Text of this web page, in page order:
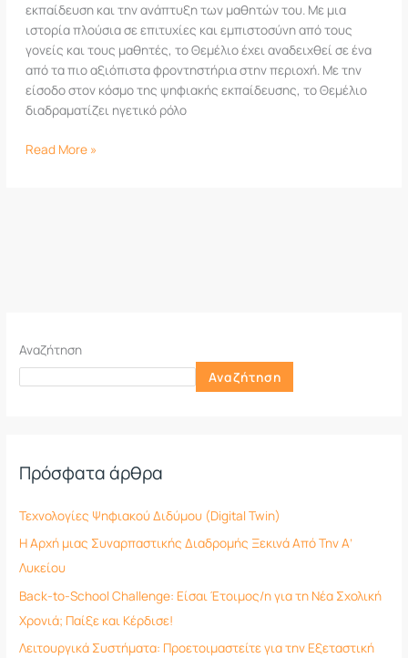
εκπαίδευση και την ανάπτυξη των μαθητών του. Με μια
ιστορία πλούσια σε επιτυχίες και εμπιστοσύνη από τους
γονείς και τους μαθητές, το Θεμέλιο έχει αναδειχθεί σε ένα
από τα πιο αξιόπιστα φροντηστήρια στην περιοχή. Με την
είσοδο στον κόσμο της ψηφιακής εκπαίδευσης, το Θεμέλιο
διαδραματίζει ηγετικό ρόλο
Read More »
Αναζήτηση
Αναζήτηση
Πρόσφατα άρθρα
Τεχνολογίες Ψηφιακού Διδύμου (Digital Twin)
Η Αρχή μιας Συναρπαστικής Διαδρομής Ξεκινά Από Την Α’
Λυκείου
Back-to-School Challenge: Είσαι Έτοιμος/η για τη Νέα Σχολική
Χρονιά; Παίξε και Κέρδισε!
Λειτουργικά Συστήματα: Προετοιμαστείτε για την Εξεταστική